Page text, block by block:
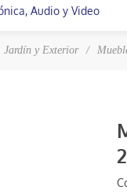
Audio y Video
Jardín y Exterior /